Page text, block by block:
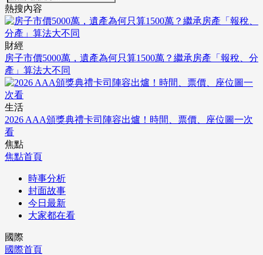
熱搜內容
財經
房子市價5000萬，遺產為何只算1500萬？繼承房產「報稅、分
產」算法大不同
生活
2026 AAA頒獎典禮卡司陣容出爐！時間、票價、座位圖一次
看
焦點
焦點首頁
時事分析
封面故事
今日最新
大家都在看
國際
國際首頁